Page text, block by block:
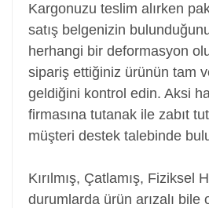
Kargonuzu teslim alırken
satış belgenizin
herhangi bir deformasyon
sipariş ettiğiniz ürünün tam
geldiğini kontrol edin. Aksi
firmasına tutanak ile zabıt
müşteri destek talebinde
Kırılmış, Çatlamış, Fiziksel
durumlarda ürün arızalı bile